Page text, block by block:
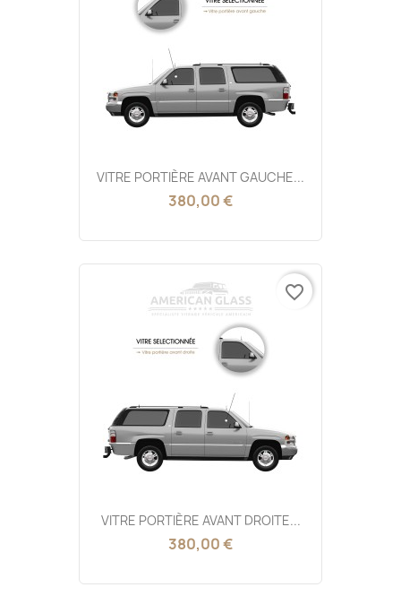
VITRE PORTIÈRE AVANT GAUCHE...
380,00 €
VITRE PORTIÈRE AVANT DROITE...
380,00 €
favorite_border